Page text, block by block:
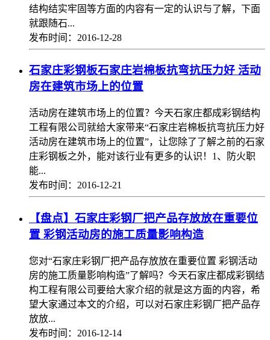
结构结实牢固等方面的内容有一定的认识与了解，下面
就跟随石...
发布时间：2016-12-28
石家庄彩钢板石家庄岩棉板抗弯抗压力好 活动
房在建筑市场上的位置
活动房在建筑市场上的位置？今天石家庄都成彩钢结构
工程有限公司就给大家带来“石家庄岩棉板抗弯抗压力好
活动房在建筑市场上的位置”，让您除了了解之前的石家
庄彩钢板之外，能对该行业有更多的认识！1、防火职
能...
发布时间：2016-12-21
【盘点】石家庄彩钢厂把产品存放放在重要位
置 彩钢活动房的施工质量影响构造
您对“石家庄彩钢厂把产品存放放在重要位置 彩钢活动
房的施工质量影响构造”了解吗？今天石家庄都成彩钢结
构工程有限公司要给大家介绍的就是这方面的内容，希
望大家通过本文的介绍，可以对石家庄彩钢厂把产品存
放放...
发布时间：2016-12-14